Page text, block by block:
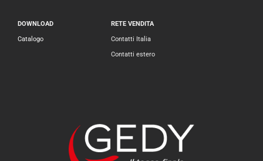
DOWNLOAD
Catalogo
RETE VENDITA
Contatti Italia
Contatti estero